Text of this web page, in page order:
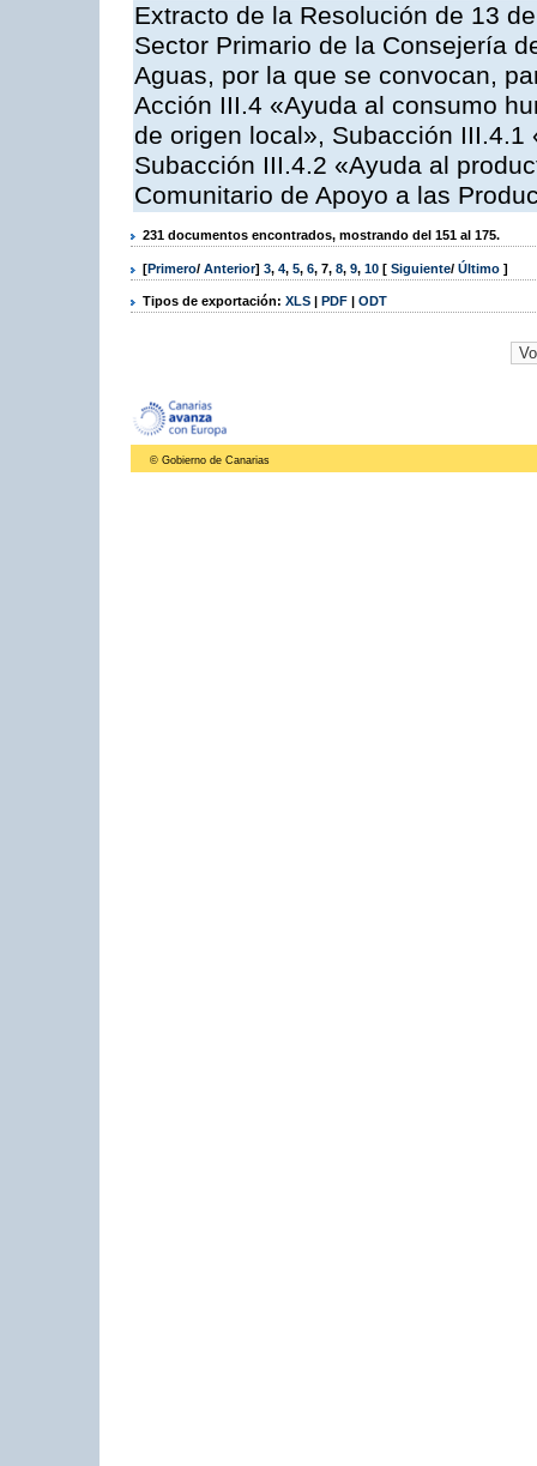
Extracto de la Resolución de 13
Sector Primario de la Consejería
Aguas, por la que se convocan,
Acción III.4 «Ayuda al consumo
de origen local», Subacción
Subacción III.4.2 «Ayuda al
Comunitario de Apoyo a las
231 documentos encontrados, mostrando del 151 al 175.
[Primero/ Anterior] 3, 4, 5, 6, 7, 8, 9, 10 [ Siguiente/ Último ]
Tipos de exportación: XLS | PDF | ODT
© Gobierno de Canarias